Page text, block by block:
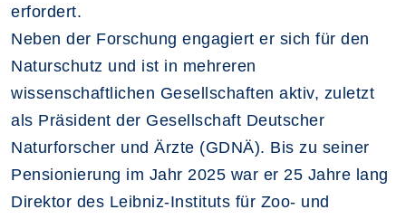
erfordert.
Neben der Forschung engagiert er sich für den
Naturschutz und ist in mehreren
wissenschaftlichen Gesellschaften aktiv, zuletzt
als Präsident der Gesellschaft Deutscher
Naturforscher und Ärzte (GDNÄ). Bis zu seiner
Pensionierung im Jahr 2025 war er 25 Jahre lang
Direktor des Leibniz-Instituts für Zoo- und